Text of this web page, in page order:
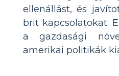
ellenállást, és
brit kapcsolatokat.
a gazdasági
amerikai politikák